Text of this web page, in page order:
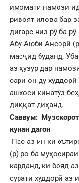
имомати намози
ривоят илова бар
дигаре низ рӯ ба
Абу Аюби Ансорӣ
масҷид буданд,
аз ҳузур дар
сари он ду
ашхоси кинатӯз
диққат диҳанд.
Саввум:
кунан дагон
Пас аз ин ки
(р)-ро ба
карданд, ки бояд
сурати худдорӣ аз